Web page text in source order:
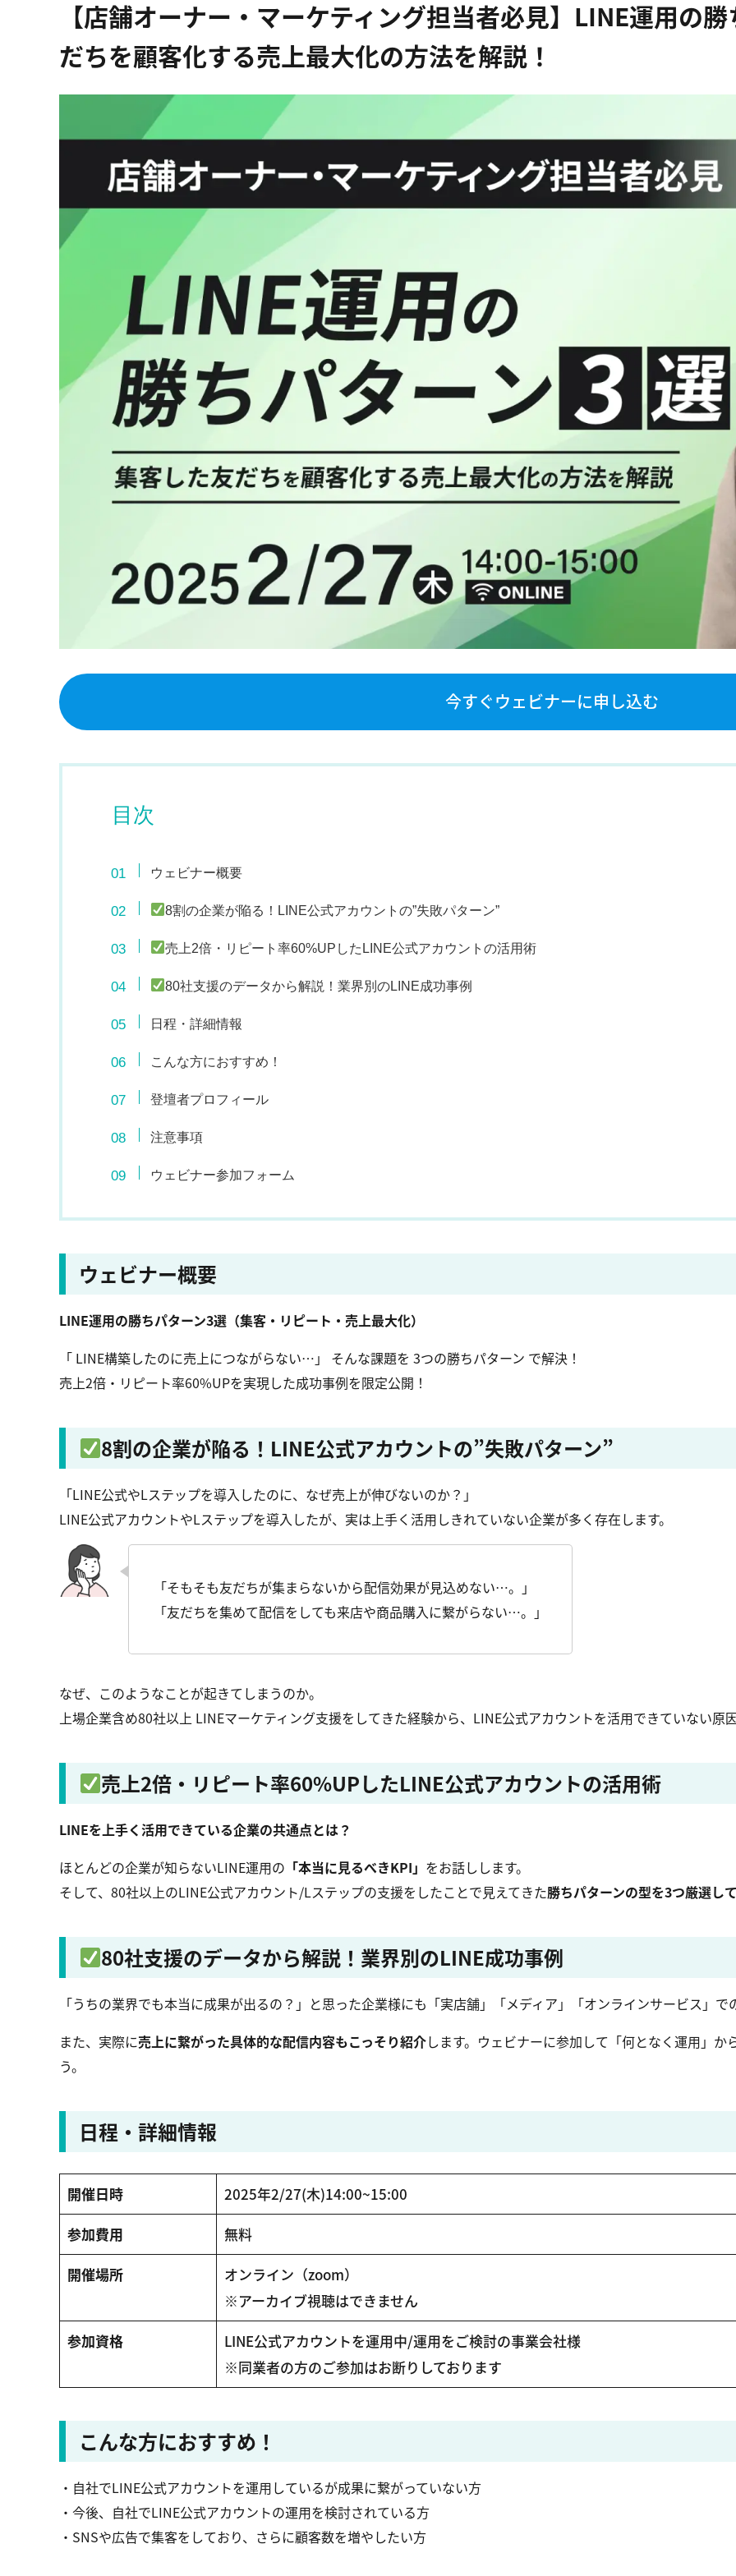
【店舗オーナー・マーケティング担当者必見】LINE運用の
だちを顧客化する売上最大化の方法を解説！
今すぐウェビナーに申し込む
目次
ウェビナー概要
8割の企業が陥る！LINE公式アカウントの”失敗パターン”
売上2倍・リピート率60%UPしたLINE公式アカウントの活用術
80社支援のデータから解説！業界別のLINE成功事例
日程・詳細情報
こんな方におすすめ！
登壇者プロフィール
注意事項
ウェビナー参加フォーム
ウェビナー概要
LINE運用の勝ちパターン3選（集客・リピート・売上最大化）
「 LINE構築したのに売上につながらない…」 そんな課題を 3つの勝ちパターン で解決！
売上2倍・リピート率60%UPを実現した成功事例を限定公開！
8割の企業が陥る！LINE公式アカウントの”失敗パターン”
「LINE公式やLステップを導入したのに、なぜ売上が伸びないのか？」
LINE公式アカウントやLステップを導入したが、実は上手く活用しきれていない企業が多く存在します。
「そもそも友だちが集まらないから配信効果が見込めない…。」
「友だちを集めて配信をしても来店や商品購入に繋がらない…。」
なぜ、このようなことが起きてしまうのか。
上場企業含め80社以上 LINEマーケティング支援をしてきた経験から、LINE公式アカウントを活用できていない原
売上2倍・リピート率60%UPしたLINE公式アカウントの活用術
LINEを上手く活用できている企業の共通点とは？
ほとんどの企業が知らないLINE運用の 「本当に見るべきKPI」 をお話しします。
そして、80社以上のLINE公式アカウント/Lステップの支援をしたことで見えてきた勝ちパターンの型を3つ厳選し
80社支援のデータから解説！業界別のLINE成功事例
「うちの業界でも本当に成果が出るの？」と思った企業様にも「実店舗」「メディア」「オンラインサービス」で
また、実際に売上に繋がった具体的な配信内容もこっそり紹介します。ウェビナーに参加して「何となく運用」
う。
日程・詳細情報
開催日時
2025年2/27(木)14:00~15:00
参加費用
無料
開催場所
オンライン（zoom）
※アーカイブ視聴はできません
参加資格
LINE公式アカウントを運用中/運用をご検討の事業会社様
※同業者の方のご参加はお断りしております
こんな方におすすめ！
・自社でLINE公式アカウントを運用しているが成果に繋がっていない方
・今後、自社でLINE公式アカウントの運用を検討されている方
・SNSや広告で集客をしており、さらに顧客数を増やしたい方